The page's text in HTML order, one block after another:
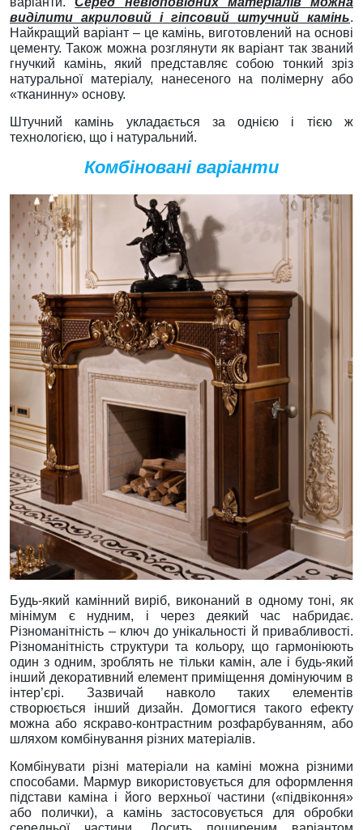
виділити акриловий і гіпсовий штучний камінь.
Найкращий варіант – це камінь, виготовлений на основі
цементу. Також можна розглянути як варіант так званий
гнучкий камінь, який представляє собою тонкий зріз
натуральної матеріалу, нанесеного на полімерну або
«тканинну» основу.
Штучний камінь укладається за однією і тією ж
технологією, що і натуральний.
Комбіновані варіанти
Будь-який камінний виріб, виконаний в одному тоні, як
мінімум є нудним, і через деякий час набридає.
Різноманітність – ключ до унікальності й привабливості.
Різноманітність структури та кольору, що гармоніюють
один з одним, зроблять не тільки камін, але і будь-який
інший декоративний елемент приміщення домінуючим в
інтер’єрі. Зазвичай навколо таких елементів
створюється інший дизайн. Домогтися такого ефекту
можна або яскраво-контрастним розфарбуванням, або
шляхом комбінування різних матеріалів.
Комбінувати різні матеріали на каміні можна різними
способами. Мармур використовується для оформлення
підстави каміна і його верхньої частини («підвіконня»
або полички), а камінь застосовується для обробки